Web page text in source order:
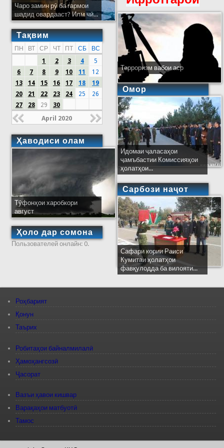
Чаро замин рӯ ба гармои
шадид овардааст? Илм чӣ...
Тақвим
ПН ВТ СР ЧТ ПТ СБ
ВС
1
2 3 4
5
6
7 8 9 10 11
12
13
14 15 16 17 18
19
20
21 22 23 24 25
26
27
28 29 30
April 2020
Ҳаводиси олам
Тӯфонҳои харобкори
август
Ҳоло дар сомона
Пользователей онлайн: 0.
Терроризм вабои аср
Омор
Идомаи ҷаласаҳои
ҷамъбастии Комиссияҳои
ҳолатҳои...
Сарбози наҷот
Сафари кории Раиси
Кумитаи ҳолатҳои
фавқулодда ба вилояти...
Роҳбарият
Қонун
Таърих
Робитаҳои байналмилалӣ
Ҳамоҳангсозӣ
Ҷасорат
Вазъи ҳавои кишвар
Варақаҳои матбуотӣ
Тамос